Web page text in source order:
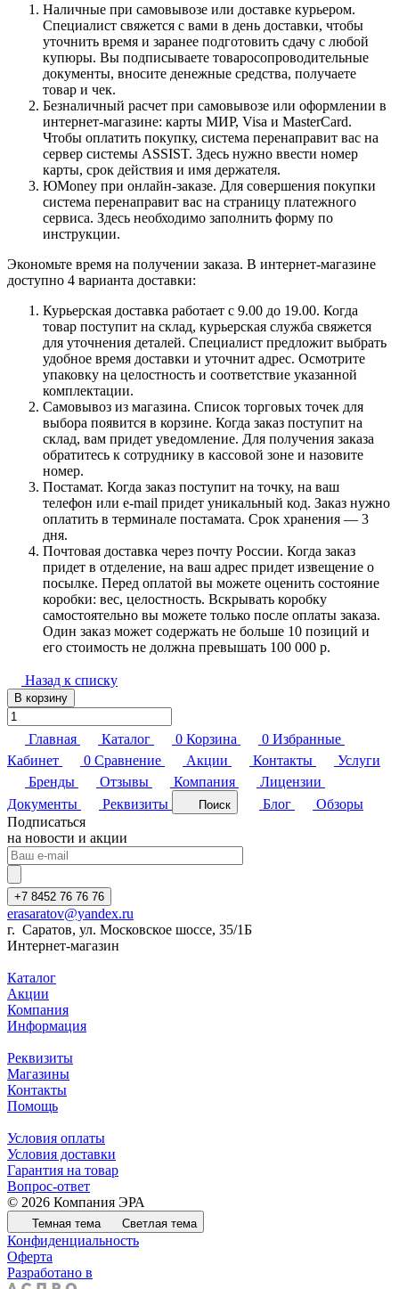
Наличные при самовывозе или доставке курьером.
Специалист свяжется с вами в день доставки, чтобы
уточнить время и заранее подготовить сдачу с любой
купюры. Вы подписываете товаросопроводительные
документы, вносите денежные средства, получаете
товар и чек.
Безналичный расчет при самовывозе или оформлении в
интернет-магазине: карты МИР, Visa и MasterCard.
Чтобы оплатить покупку, система перенаправит вас на
сервер системы ASSIST. Здесь нужно ввести номер
карты, срок действия и имя держателя.
ЮMoney при онлайн-заказе. Для совершения покупки
система перенаправит вас на страницу платежного
сервиса. Здесь необходимо заполнить форму по
инструкции.
Экономьте время на получении заказа. В интернет-магазине
доступно 4 варианта доставки:
Курьерская доставка работает с 9.00 до 19.00. Когда
товар поступит на склад, курьерская служба свяжется
для уточнения деталей. Специалист предложит выбрать
удобное время доставки и уточнит адрес. Осмотрите
упаковку на целостность и соответствие указанной
комплектации.
Самовывоз из магазина. Список торговых точек для
выбора появится в корзине. Когда заказ поступит на
склад, вам придет уведомление. Для получения заказа
обратитесь к сотруднику в кассовой зоне и назовите
номер.
Постамат. Когда заказ поступит на точку, на ваш
телефон или e-mail придет уникальный код. Заказ нужно
оплатить в терминале постамата. Срок хранения — 3
дня.
Почтовая доставка через почту России. Когда заказ
придет в отделение, на ваш адрес придет извещение о
посылке. Перед оплатой вы можете оценить состояние
коробки: вес, целостность. Вскрывать коробку
самостоятельно вы можете только после оплаты заказа.
Один заказ может содержать не больше 10 позиций и
его стоимость не должна превышать 100 000 р.
Назад к списку
В корзину
Главная Каталог 0 Корзина 0 Избранные
Кабинет
0 Сравнение Акции Контакты
Услуги
Бренды
Отзывы Компания
Лицензии
Документы
Реквизиты Поиск Блог
Обзоры
Подписаться
на новости и акции
+7 8452 76 76 76
erasaratov@yandex.ru
г. Саратов, ул. Московское шоссе, 35/1Б
Интернет-магазин
Каталог
Акции
Компания
Информация
Реквизиты
Магазины
Контакты
Помощь
Условия оплаты
Условия доставки
Гарантия на товар
Вопрос-ответ
© 2026 Компания ЭРА
Темная тема Светлая тема
Конфиденциальность
Оферта
Разработано в